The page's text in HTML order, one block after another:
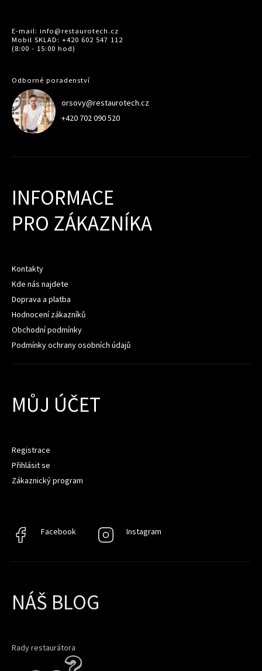
E-mail: info@restaurotech.cz
Mobil SKLAD: +420 602 547 112
(8:00 - 15:00 hod)
Odborné poradenství
orsovy@restaurotech.cz
+420 702 090 520
INFORMACE
PRO ZÁKAZNÍKA
Kontakty
Kde nás najdete
Doprava a platba
Hodnocení zákazníků
Obchodní podmínky
Podmínky ochrany osobních údajů
MŮJ ÚČET
Registrace
Přihlásit se
Zákaznický program
Facebook
Facebook Instagram
Instagram
NÁŠ BLOG
Rady restaurátora